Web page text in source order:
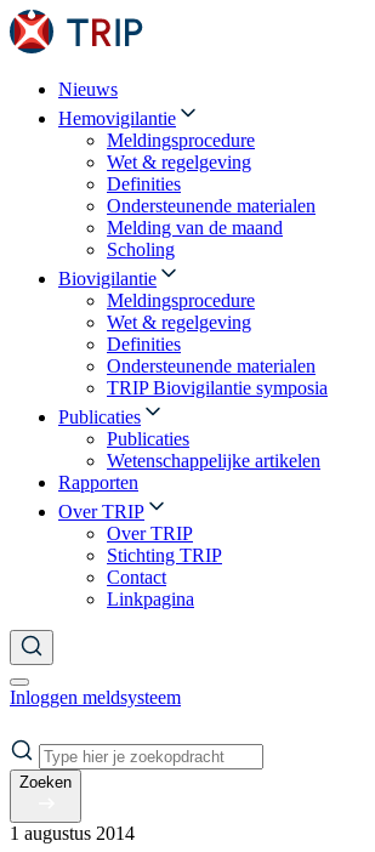
Nieuws
Hemovigilantie
Meldingsprocedure
Wet & regelgeving
Definities
Ondersteunende materialen
Melding van de maand
Scholing
Biovigilantie
Meldingsprocedure
Wet & regelgeving
Definities
Ondersteunende materialen
TRIP Biovigilantie symposia
Publicaties
Publicaties
Wetenschappelijke artikelen
Rapporten
Over TRIP
Over TRIP
Stichting TRIP
Contact
Linkpagina
Inloggen meldsysteem
Zoeken
1 augustus 2014